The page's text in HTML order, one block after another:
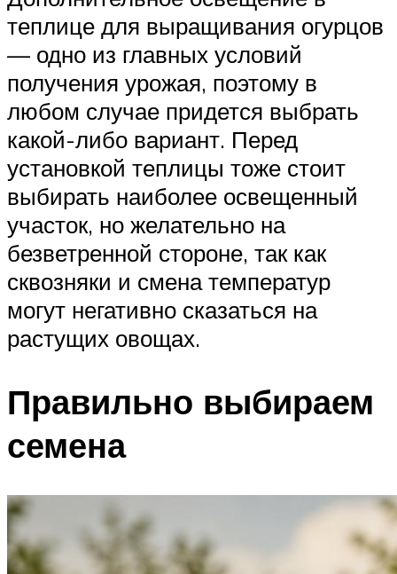
теплице для выращивания огурцов
— одно из главных условий
получения урожая, поэтому в
любом случае придется выбрать
какой-либо вариант. Перед
установкой теплицы тоже стоит
выбирать наиболее освещенный
участок, но желательно на
безветренной стороне, так как
сквозняки и смена температур
могут негативно сказаться на
растущих овощах.
Правильно выбираем
семена